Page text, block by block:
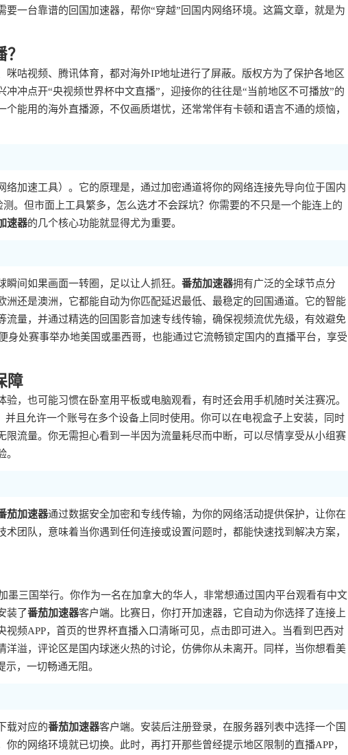
一台靠谱的回国加速器，帮你“穿越”回国内网络环境。这篇文章，就是为
咕视频、腾讯体育，都对海外IP地址进行了屏蔽。版权方为了保护各地区
冲点开“央视频世界杯中文直播”，迎接你的往往是“当前地区不可播放”的
能用的海外直播源，不仅画质堪忧，还常常伴有卡顿和语言不通的烦恼，
加速工具）。它的原理是，通过加密通道将你的网络连接先导向位于国内
。但市面上工具繁多，怎么选才不会踩坑？你需要的不只是一个能连上的
速器的几个核心功能就显得尤为重要。
间如果画面一转圈，足以让人抓狂。 番茄加速器拥有广泛的全球节点分
还是澳洲，它都能自动为你匹配延迟最低、最稳定的回国通道。它的智能
量，并通过精选的回国影音加速专线传输，确保视频流优先级，有效避免
身处赛事举办地美国或墨西哥，也能通过它流畅锁定国内的直播平台，享受
障
，也可能习惯在卧室用平板或电脑观看，有时还会用手机随时关注赛况。
并且允许一个账号在多个设备上同时使用。你可以在电视盒子上安装，同时
流量。你无需担心看到一半因为流量耗尽而中断，可以尽情享受从小组赛
茄加速器通过数据安全加密和专线传输，为你的网络活动提供保护，让你在
团队，意味着当你遇到任何连接或设置问题时，都能快速找到解决方案，
墨三国举行。你作为一名在加拿大的华人，非常想通过国内平台观看有中文
装了番茄加速器客户端。比赛日，你打开加速器，它自动为你选择了连接上
频APP，首页的世界杯直播入口清晰可见，点击即可进入。当看到巴西对
溢，评论区是国内球迷火热的讨论，仿佛你从未离开。同样，当你想看美
，一切畅通无阻。
载对应的番茄加速器客户端。安装后注册登录，在服务器列表中选择一个国
的网络环境就已切换。此时，再打开那些曾经提示地区限制的直播APP，